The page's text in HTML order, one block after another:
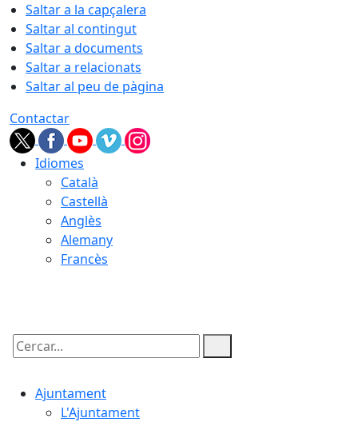
Saltar a la capçalera
Saltar al contingut
Saltar a documents
Saltar a relacionats
Saltar al peu de pàgina
Contactar
Idiomes
Català
Castellà
Anglès
Alemany
Francès
Cercar:
Ajuntament
L'Ajuntament